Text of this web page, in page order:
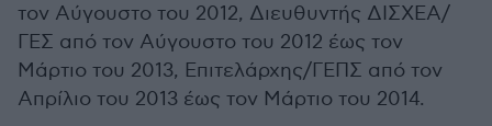
τον Αύγουστο του 2012, Διευθυντής ΔΙΣΧΕΑ/
ΓΕΣ από τον Αύγουστο του 2012 έως τον
Μάρτιο του 2013, Επιτελάρχης/ΓΕΠΣ από τον
Απρίλιο του 2013 έως τον Μάρτιο του 2014.